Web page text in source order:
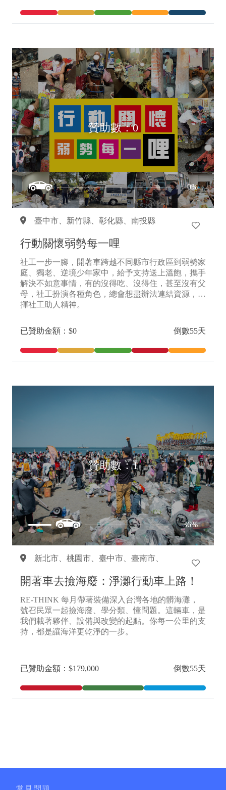
贊助數：0
0%
臺中市、 新竹縣、 彰化縣、 南投縣
行動關懷弱勢每一哩
社工一步一腳，開著車跨越不同縣市行政區到弱勢家
庭、獨老、逆境少年家中，給予支持送上溫飽，攜手
解決不如意事情，有的沒得吃、沒得住，甚至沒有父
母，社工扮演各種角色，總會想盡辦法連結資源，發
揮社工助人精神。
已贊助金額：$0 倒數55天
贊助數：1
36%
新北市、 桃園市、 臺中市、 臺南市、
雲林縣、嘉義縣、屏東縣、臺東縣、花蓮縣、
澎湖縣、基隆市、新竹市、 嘉義市、金門縣、
連江縣
開著車去撿海廢：淨灘行動車上路！
RE-THINK 每月帶著裝備深入台灣各地的髒海灘，
號召民眾一起撿海廢、學分類、懂問題。這輛車，是
我們載著夥伴、設備與改變的起點。你每一公里的支
持，都是讓海洋更乾淨的一步。
已贊助金額：$179,000 倒數55天